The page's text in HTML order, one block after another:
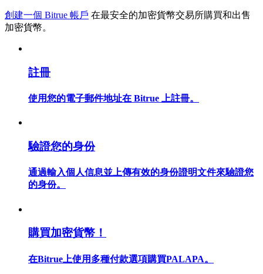
合約指南
合約功能使用指南
學習如何保持盈利
創建一個 Bitrue 帳戶 在最安全的加密貨幣交易所購買和出售
加密貨幣。
註冊
使用您的電子郵件地址在 Bitrue 上註冊。
驗證您的身份
通過輸入個人信息並上傳有效的身份證明文件來驗證您
的身份。
購買加密貨幣！
在Bitrue上使用多種付款選項購買PALAPA。